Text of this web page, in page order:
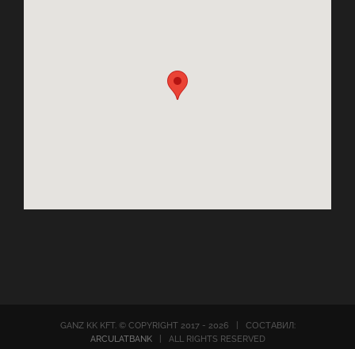
GANZ KK KFT. © COPYRIGHT 2017 - 2026 | СОСТАВИЛ:
ARCULATBANK| ALL RIGHTS RESERVED